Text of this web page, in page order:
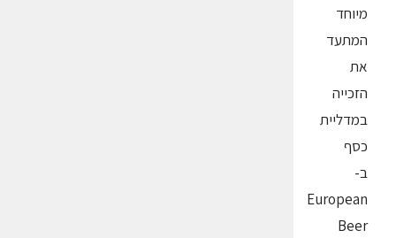
מיוחד
המתעד
את
הזכייה
במדליית
כסף
ב-
European
Beer